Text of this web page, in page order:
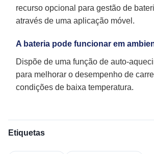
recurso opcional para gestão de
através de uma aplicação móvel.
A bateria pode funcionar em
Dispõe de uma função de auto-
para melhorar o desempenho de
condições de baixa temperatura.
Etiquetas